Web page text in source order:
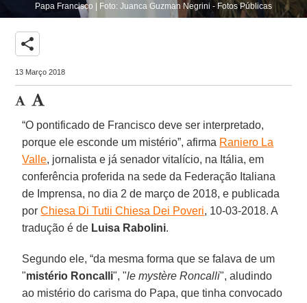
Papa Francisco | Foto: Juanca Guzman Negrini - Fotos Públicas
share
13 Março 2018
“O pontificado de Francisco deve ser interpretado,
porque ele esconde um mistério”, afirma Raniero La
Valle, jornalista e já senador vitalício, na Itália, em
conferência proferida na sede da Federação Italiana
de Imprensa, no dia 2 de março de 2018, e publicada
porChiesa Di Tutii Chiesa Dei Poveri, 10-03-2018. A
tradução é de Luisa Rabolini.
Segundo ele, “da mesma forma que se falava de um
"mistério Roncalli", "le mystère Roncalli", aludindo
ao mistério do carisma do Papa, que tinha convocado